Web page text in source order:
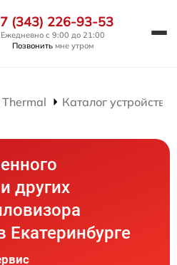
(343) 226-93-53
Ежедневно с 9:00 до 21:00
Позвонить мне утром
Каталог устройств
других
Екатеринбурге